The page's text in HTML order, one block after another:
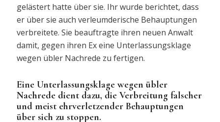
gelästert hatte über sie. Ihr wurde berichtet, dass
er über sie auch verleumderische Behauptungen
verbreitete. Sie beauftragte ihren neuen Anwalt
damit, gegen ihren Ex eine Unterlassungsklage
wegen übler Nachrede zu fertigen.
Eine Unterlassungsklage wegen übler
Nachrede dient dazu, die Verbreitung falscher
und meist ehrverletzender Behauptungen
über sich zu stoppen.